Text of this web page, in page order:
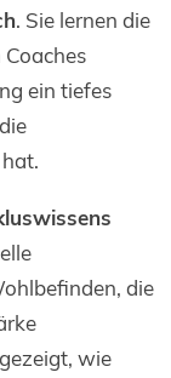
. Sie lernen die
ein tiefes
hat.
die
wie